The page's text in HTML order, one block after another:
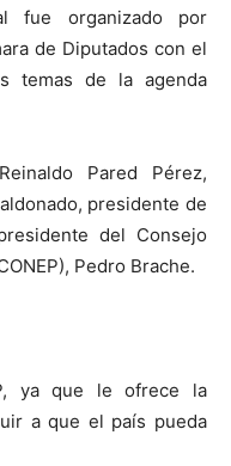
fue organizado por
de Diputados con el
temas de la agenda
Pared Pérez,
presidente de
del Consejo
Pedro Brache.
ya que le ofrece la
a que el país pueda